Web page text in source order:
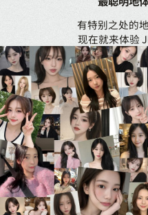
有特别之处的
现在就来体验